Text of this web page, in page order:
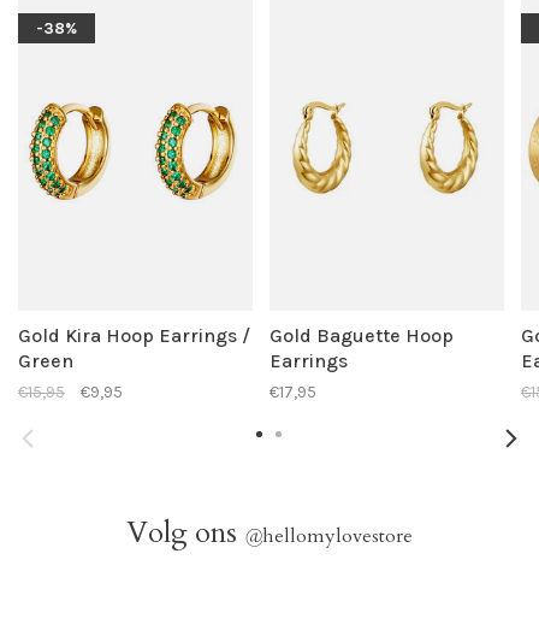
-38%
Gold Kira Hoop Earrings /
Green
€15,95 €9,95
Gold Baguette Hoop
Earrings
€17,95
Volg ons @hellomylovestore